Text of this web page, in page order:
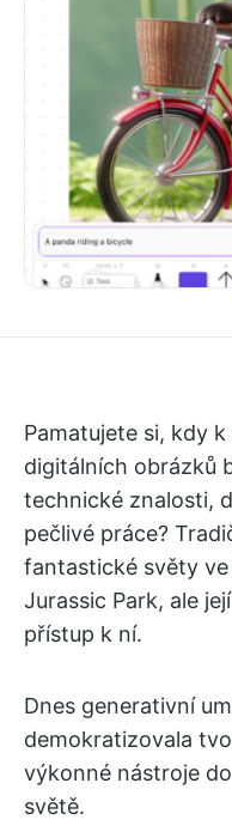
Pamatujete si, kdy
digitálních obrázků
technické znalosti,
pečlivé práce?
fantastické světy
Jurassic Park, ale
přístup k ní.
Dnes generativní
demokratizovala
výkonné nástroje
světě.